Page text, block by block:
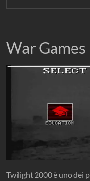
War
Twilight 2000 è uno dei